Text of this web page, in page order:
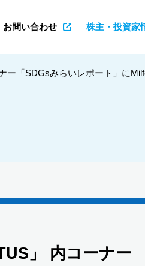
お問い合わせ 株主・投資家
「SDGsみらいレポート」に
」 内コーナー